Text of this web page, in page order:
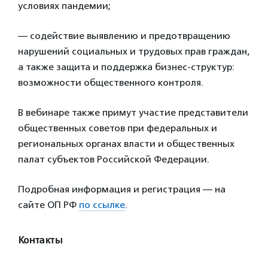
условиях пандемии;
— содействие выявлению и предотвращению
нарушений социальных и трудовых прав граждан,
а также защита и поддержка бизнес-структур:
возможности общественного контроля.
В вебинаре также примут участие представители
общественных советов при федеральных и
региональных органах власти и общественных
палат субъектов Российской Федерации.
Подробная информация и регистрация — на
сайте ОП РФ по ссылке.
Контакты